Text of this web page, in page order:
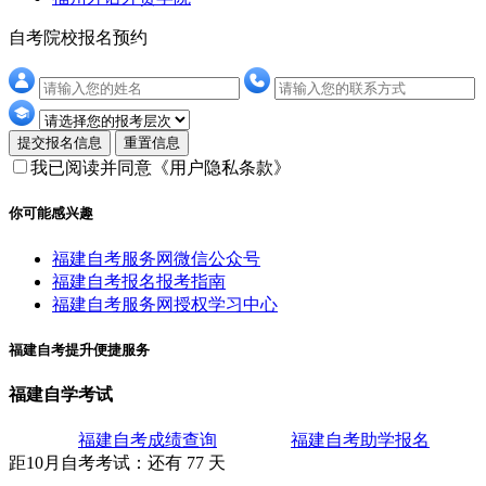
自考院校报名预约
提交报名信息 重置信息
我已阅读并同意 《用户隐私条款》
你可能感兴趣
福建自考服务网微信公众号
福建自考报名报考指南
福建自考服务网授权学习中心
福建自考提升便捷服务
福建自学考试
福建自考成绩查询
福建自考助学报名
距10月 自考考试 ：还有 77 天